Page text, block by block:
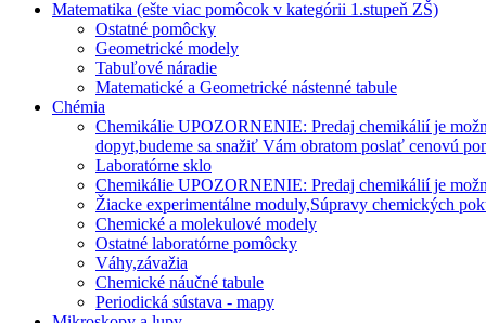
Matematika (ešte viac pomôcok v kategórii 1.stupeň ZŠ)
Ostatné pomôcky
Geometrické modely
Tabuľové náradie
Matematické a Geometrické nástenné tabule
Chémia
Chemikálie UPOZORNENIE: Predaj chemikálií je
dopyt,budeme sa snažiť Vám obratom poslať cenovú
Laboratórne sklo
Chemikálie UPOZORNENIE: Predaj chemikálií je
Žiacke experimentálne moduly,Súpravy chemických
Chemické a molekulové modely
Ostatné laboratórne pomôcky
Váhy,závažia
Chemické náučné tabule
Periodická sústava - mapy